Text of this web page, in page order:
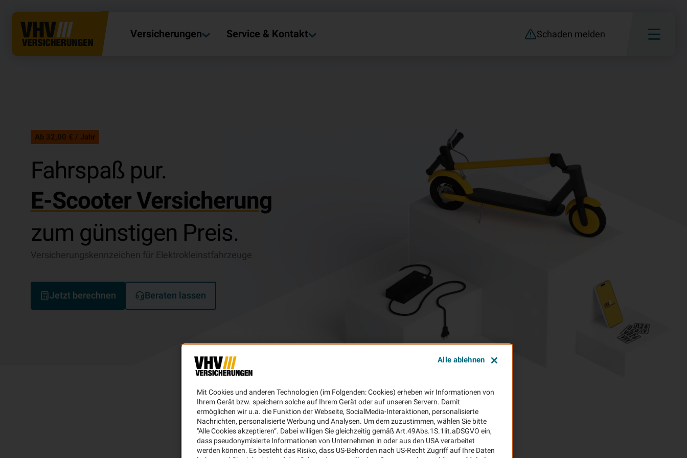
Versicherungen Service & Kontakt Schaden melden
Ab 32,00 € / Jahr
Fahrspaß pur.
E-Scooter Versicherung
zum günstigen Preis.
Versicherungskennzeichen für Elektrokleinstfahrzeuge
Jetzt berechnen Beraten lassen
Mit Cookies und anderen Technologien (im Folgenden: Cookies) erheben wir Informationen von
Ihrem Gerät bzw. speichern solche auf Ihrem Gerät oder auf unseren Servern. Damit
ermöglichen wir u.a. die Funktion der Webseite, SocialMedia-Interaktionen, personalisierte
Nachrichten, personalisierte Werbung und Analysen. Um dem zuzustimmen, wählen Sie bitte
"Alle Cookies akzeptieren“. Dabei willigen Sie gleichzeitig gemäß Art.49Abs.1S.1lit.aDSGVO ein,
dass pseudonymisierte Informationen von Unternehmen in oder aus den USA verarbeitet
werden können. Es besteht das Risiko, dass US-Behörden nach US-Recht Zugriff auf Ihre Daten
Alle ablehnen